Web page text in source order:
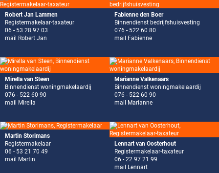
Robert Jan Lammen
Registermakelaar-taxateur
06 - 53 28 97 03
mail Robert Jan
Fabienne den Boer
Binnendienst bedrijfshuisvesting
076 - 522 60 80
mail Fabienne
Mirella van Steen
Binnendienst woningmakelaardij
076 - 522 60 90
mail Mirella
Marianne Valkenaars
Binnendienst woningmakelaardij
076 - 522 60 90
mail Marianne
Martin Storimans
Registermakelaar
06 - 53 21 70 49
mail Martin
Lennart van Oosterhout
Registermakelaar-taxateur
06 - 22 97 21 99
mail Lennart